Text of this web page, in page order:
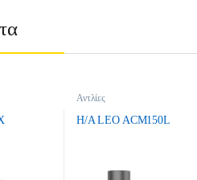
Αντλίες
H/A LEO ACM150L